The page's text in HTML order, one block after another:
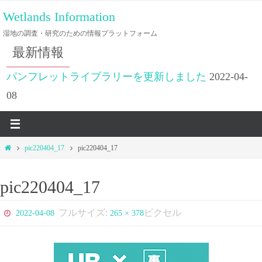
ン
テ
ツ
ス
プ
Wetlands Information
湿地の調査・研究のための情報プラットフォーム
最新情報
パンフレットライブラリーを更新しました 2022-04-
08
ホ
pic220404_17 pic220404_17
pic220404_17
2022-04-08 フルサイズ: 265 × 378 ピクセル